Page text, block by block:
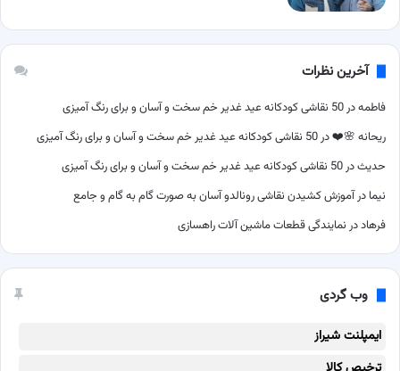
آخرین نظرات
فاطمهدر 50 نقاشی کودکانه عید غدیر خم سخت و آسان و برای رنگ آمیزی
ریحانه 🌸❤️در 50 نقاشی کودکانه عید غدیر خم سخت و آسان و برای رنگ آمیزی
حدیثدر 50 نقاشی کودکانه عید غدیر خم سخت و آسان و برای رنگ آمیزی
نیما درآموزش کشیدن نقاشی رونالدو آسان به صورت گام به گام و جامع
فرهاددر نمایندگی قطعات ماشین آلات راهسازی
وب گردی
ایمپلنت شیراز